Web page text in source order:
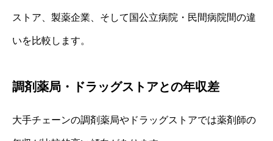
ストア、製薬企業、そして国公立病院・民間病院間の違
いを比較します。
調剤薬局・ドラッグストアとの年収差
大手チェーンの調剤薬局やドラッグストアでは薬剤師の